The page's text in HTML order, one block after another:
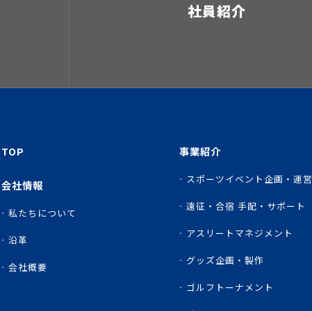
社員紹介
TOP
会社情報
私たちについて
沿革
会社概要
事業紹介
スポーツイベント企画・運営
遠征・合宿 手配・サポート
アスリートマネジメント
グッズ企画・製作
ゴルフトーナメント